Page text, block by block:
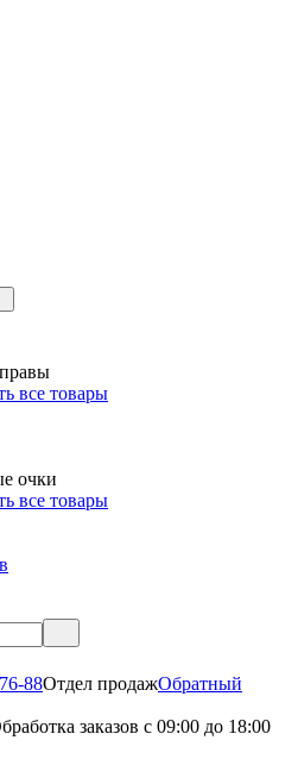
все товары
очки
все товары
88Отдел продажОбратный
заказов с 09:00 до 18:00